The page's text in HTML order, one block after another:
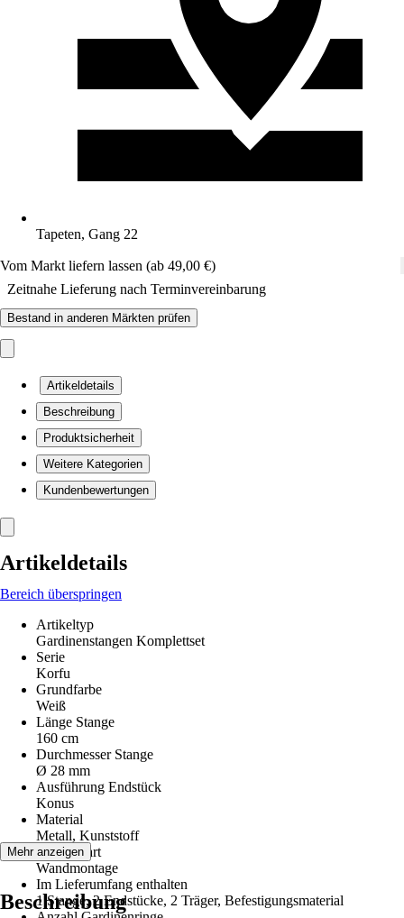
Tapeten, Gang 22
Vom Markt liefern lassen (ab 49,00 €)
Zeitnahe Lieferung nach Terminvereinbarung
Bestand in anderen Märkten prüfen
Artikeldetails
Beschreibung
Produktsicherheit
Weitere Kategorien
Kundenbewertungen
Artikeldetails
Bereich überspringen
Artikeltyp
Gardinenstangen Komplettset
Serie
Korfu
Grundfarbe
Weiß
Länge Stange
160 cm
Durchmesser Stange
Ø 28 mm
Ausführung Endstück
Konus
Material
Metall, Kunststoff
Montageart
Wandmontage
Im Lieferumfang enthalten
1 Stange, 2 Endstücke, 2 Träger, Befestigungsmaterial
Mehr anzeigen
Beschreibung